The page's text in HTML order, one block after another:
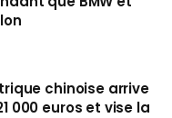
chinoise arrive
000 euros et vise la